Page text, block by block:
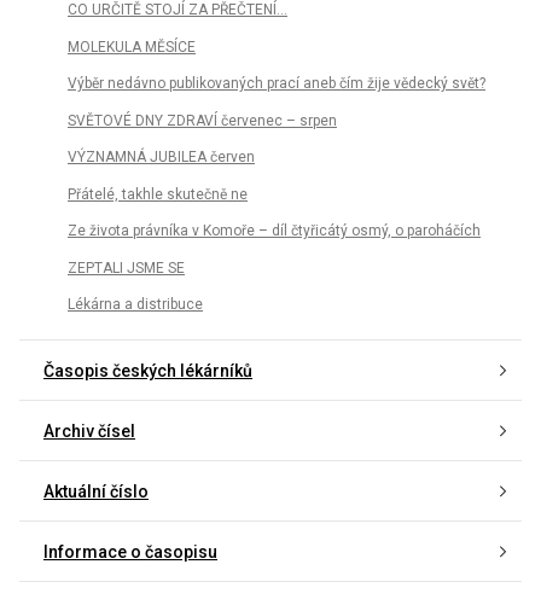
CO URČITĚ STOJÍ ZA PŘEČTENÍ...
MOLEKULA MĚSÍCE
Výběr nedávno publikovaných prací aneb čím žije vědecký svět?
SVĚTOVÉ DNY ZDRAVÍ červenec – srpen
VÝZNAMNÁ JUBILEA červen
Přátelé, takhle skutečně ne
Ze života právníka v Komoře – díl čtyřicátý osmý, o paroháčích
ZEPTALI JSME SE
Lékárna a distribuce
Časopis českých lékárníků
Archiv čísel
Aktuální číslo
Informace o časopisu